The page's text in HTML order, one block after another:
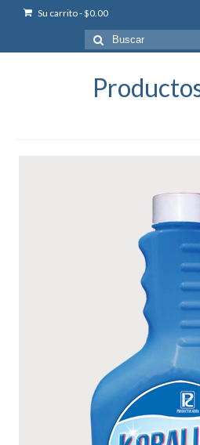
Su carrito-$0.00
Buscar
por: